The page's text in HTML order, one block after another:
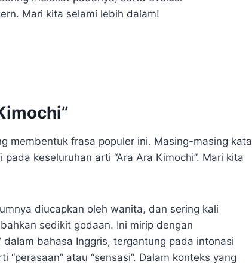
Mari kita selami lebih dalam!
membentuk frasa populer ini. Masing-masing kata
keseluruhan arti “Ara Ara Kimochi”. Mari kita
diucapkan oleh wanita, dan sering kali
sedikit godaan. Ini mirip dengan
dalam bahasa Inggris, tergantung pada intonasi
“perasaan” atau “sensasi”. Dalam konteks yang